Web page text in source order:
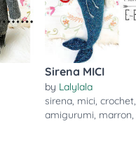
Sirena MICI
by Lalylala
sirena, mici, crochet,
amigurumi, marron,